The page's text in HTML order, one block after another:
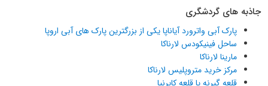
جاذبه های گردشگری
پارک آبی واترورد آیاناپا یکی از بزرگترین پارک های آبی اروپا
ساحل فینیکودس لارناکا
مارینا لارناکا
مرکز خرید متروپلیس لارناکا
قلعه گیرنه یا قلعه کایرنیا